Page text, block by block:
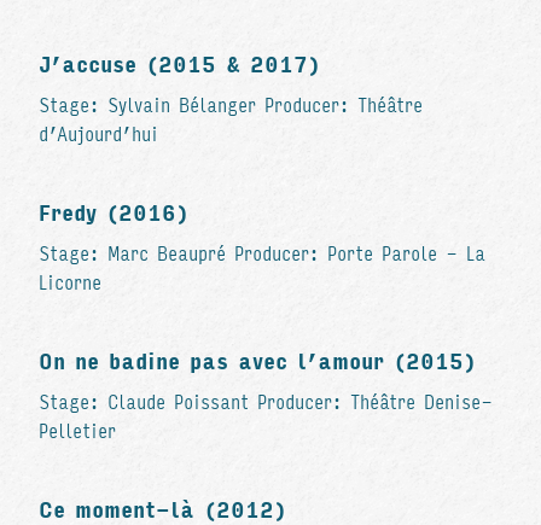
J’accuse (2015 & 2017)
Stage: Sylvain Bélanger Producer: Théâtre
d’Aujourd’hui
Fredy (2016)
Stage: Marc Beaupré Producer: Porte Parole - La
Licorne
On ne badine pas avec l’amour (2015)
Stage: Claude Poissant Producer: Théâtre Denise-
Pelletier
Ce moment-là (2012)